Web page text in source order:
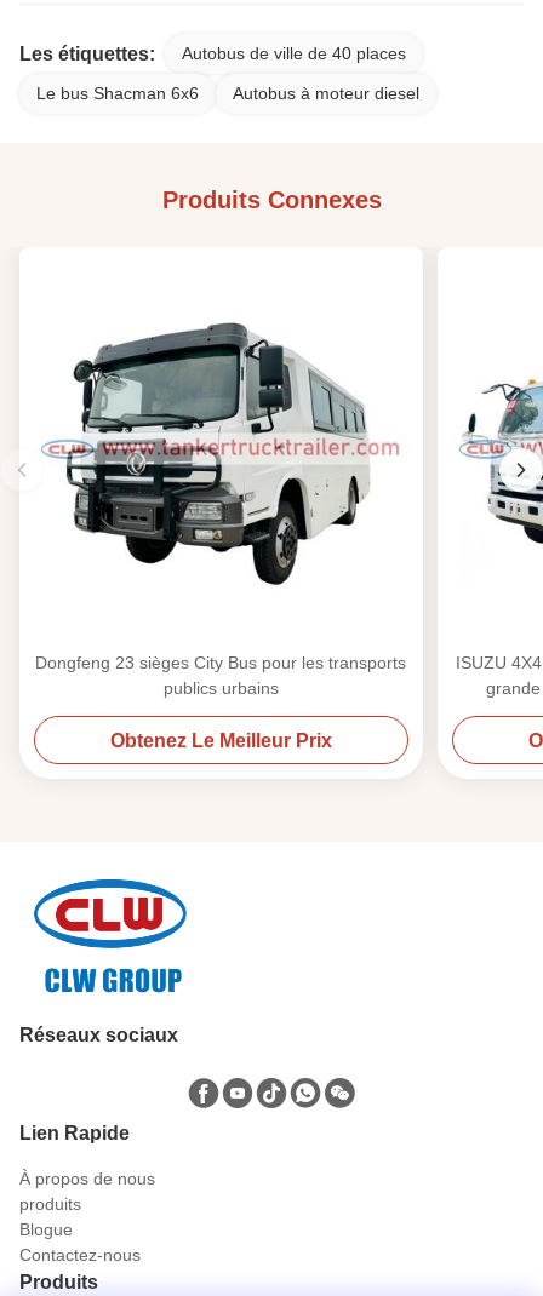
Les étiquettes: Autobus de ville de 40 places
Le bus Shacman 6x6 Autobus à moteur diesel
Produits Connexes
Dongfeng 23 sièges City Bus pour les transports
publics urbains
Obtenez Le Meilleur Prix
ISUZU
Réseaux sociaux
Lien Rapide
À propos de nous
produits
Blogue
Contactez-nous
Produits